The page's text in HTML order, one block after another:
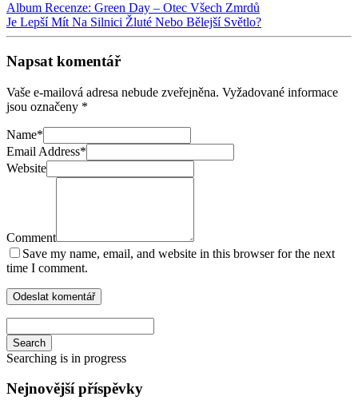
Album Recenze: Green Day – Otec Všech Zmrdů
Je Lepší Mít Na Silnici Žluté Nebo Bělejší Světlo?
Napsat komentář
Vaše e-mailová adresa nebude zveřejněna. Vyžadované informace
jsou označeny *
Name*
Email Address*
Website
Comment
Save my name, email, and website in this browser for the next
time I comment.
Search
Searching is in progress
Nejnovější příspěvky